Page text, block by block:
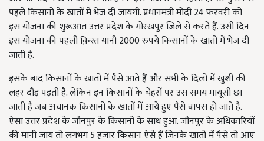
पहले किसानों के खातों में भेज दी जायगी. प्रधानमंत्री मोदी 24 फरवरी को
इस योजना की शुरूआत उत्तर प्रदेश के गोरखपुर जिले से करते हैं. उसी दिन
इस योजना की पहली क़िस्त यानी 2000 रुपये किसानों के खातों में भेज दी
जाती है.
इसके बाद किसानों के खातों में पैसे आते हैं और सभी के दिलों में खुशी की
लहर दौड़ पड़ती है. लेकिन इन किसानों के चेहरों पर उस समय मायूसी छा
जाती है जब अचानक किसानों के खातों में आये हुए पैसे वापस हो जाते हैं.
ऐसा उत्तर प्रदेश के जौनपुर के किसानों के साथ हुआ. जौनपुर के अधिकारियों
की मानी जाय तो लगभग 5 हजार किसान ऐसे हैं जिनके खातों में पैसे तो आए